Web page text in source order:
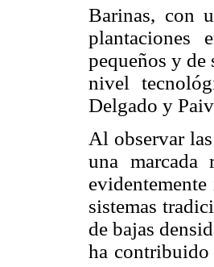
Barinas, con
plantaciones
pequeños y de
nivel
Delgado y
Al observar
una marcada
sistemas
de bajas
ha contribuido